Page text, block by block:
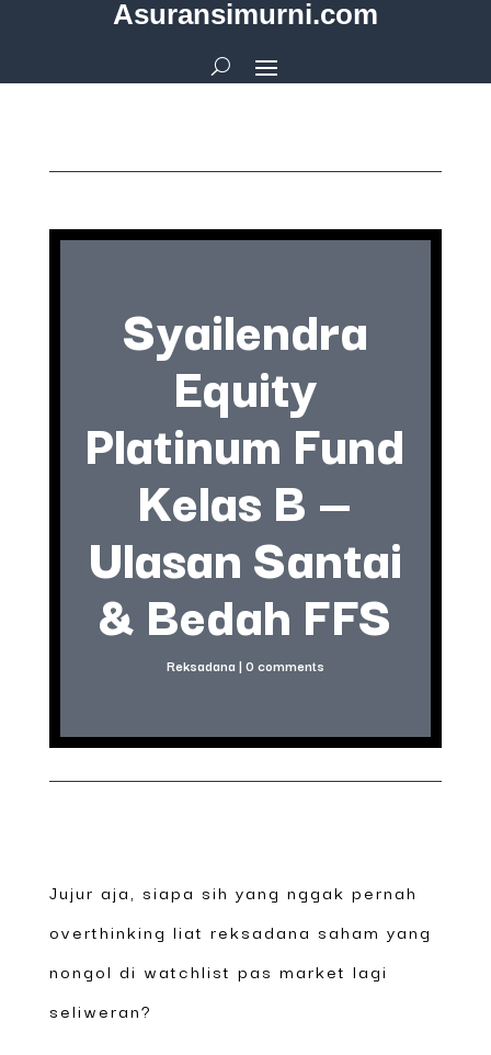
Asuransimurni.com
Syailendra
Equity
Platinum Fund
Kelas B —
Ulasan Santai
& Bedah FFS
Reksadana | 0 comments
Jujur aja, siapa sih yang nggak pernah
overthinking liat reksadana saham yang
nongol di watchlist pas market lagi
seliweran?